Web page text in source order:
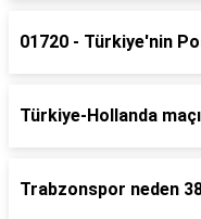
01720 - Türkiye'nin
Türkiye-Hollanda
Trabzonspor neden